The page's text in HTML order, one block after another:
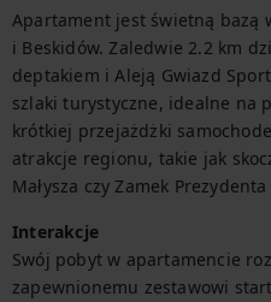
Apartament jest świetną bazą
i Beskidów. Zaledwie 2.2 km
deptakiem i Aleją Gwiazd
szlaki turystyczne, idealne na
krótkiej przejażdżki
atrakcje regionu, takie jak
Małysza czy Zamek Prezydenta
Interakcje
Swój pobyt w apartamencie
zapewnionemu zestawowi